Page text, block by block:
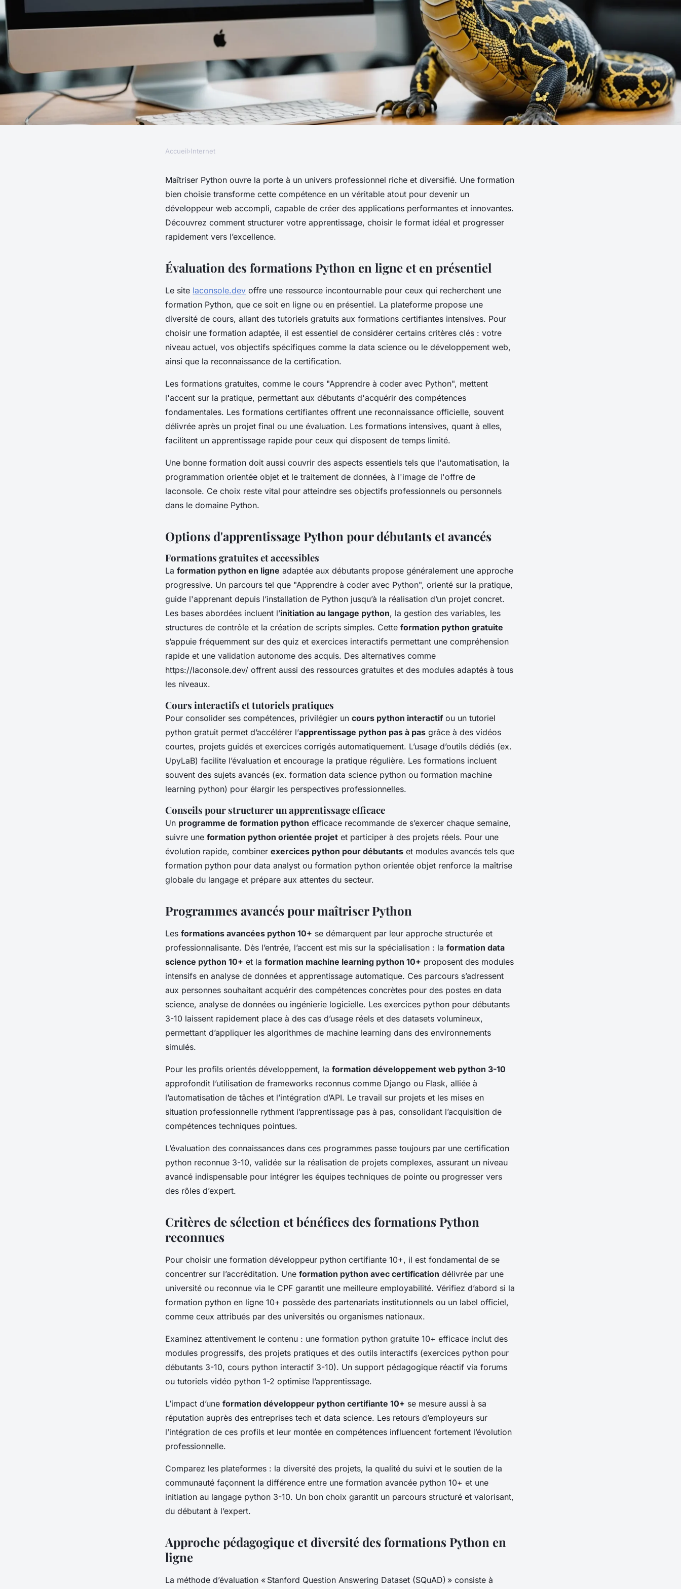
Formation python : devenez un
développeur web accompli !
Accueil›Internet
Maîtriser Python ouvre la porte à un univers professionnel riche et diversifié. Une formation
bien choisie transforme cette compétence en un véritable atout pour devenir un
développeur web accompli, capable de créer des applications performantes et innovantes.
Découvrez comment structurer votre apprentissage, choisir le format idéal et progresser
rapidement vers l’excellence.
Évaluation des formations Python en ligne et en présentiel
Le site laconsole.dev offre une ressource incontournable pour ceux qui recherchent une
formation Python, que ce soit en ligne ou en présentiel. La plateforme propose une
diversité de cours, allant des tutoriels gratuits aux formations certifiantes intensives. Pour
choisir une formation adaptée, il est essentiel de considérer certains critères clés : votre
niveau actuel, vos objectifs spécifiques comme la data science ou le développement web,
ainsi que la reconnaissance de la certification.
Les formations gratuites, comme le cours "Apprendre à coder avec Python", mettent
l'accent sur la pratique, permettant aux débutants d'acquérir des compétences
fondamentales. Les formations certifiantes offrent une reconnaissance officielle, souvent
délivrée après un projet final ou une évaluation. Les formations intensives, quant à elles,
facilitent un apprentissage rapide pour ceux qui disposent de temps limité.
Une bonne formation doit aussi couvrir des aspects essentiels tels que l'automatisation, la
programmation orientée objet et le traitement de données, à l'image de l'offre de
laconsole. Ce choix reste vital pour atteindre ses objectifs professionnels ou personnels
dans le domaine Python.
Options d'apprentissage Python pour débutants et avancés
Formations gratuites et accessibles
La formation python en ligne adaptée aux débutants propose généralement une approche
progressive. Un parcours tel que "Apprendre à coder avec Python", orienté sur la pratique,
guide l'apprenant depuis l’installation de Python jusqu’à la réalisation d’un projet concret.
Les bases abordées incluent l’initiation au langage python, la gestion des variables, les
structures de contrôle et la création de scripts simples. Cette formation python gratuite
s’appuie fréquemment sur des quiz et exercices interactifs permettant une compréhension
rapide et une validation autonome des acquis. Des alternatives comme
https://laconsole.dev/ offrent aussi des ressources gratuites et des modules adaptés à tous
les niveaux.
Cours interactifs et tutoriels pratiques
Pour consolider ses compétences, privilégier un cours python interactif ou un tutoriel
python gratuit permet d’accélérer l’apprentissage python pas à pas grâce à des vidéos
courtes, projets guidés et exercices corrigés automatiquement. L’usage d’outils dédiés (ex.
UpyLaB) facilite l’évaluation et encourage la pratique régulière. Les formations incluent
souvent des sujets avancés (ex. formation data science python ou formation machine
learning python) pour élargir les perspectives professionnelles.
Conseils pour structurer un apprentissage efficace
Un programme de formation python efficace recommande de s’exercer chaque semaine,
suivre une formation python orientée projet et participer à des projets réels. Pour une
évolution rapide, combiner exercices python pour débutants et modules avancés tels que
formation python pour data analyst ou formation python orientée objet renforce la maîtrise
globale du langage et prépare aux attentes du secteur.
Programmes avancés pour maîtriser Python
Les formations avancées python 10+ se démarquent par leur approche structurée et
professionnalisante. Dès l’entrée, l’accent est mis sur la spécialisation : la formation data
science python 10+ et la formation machine learning python 10+ proposent des modules
intensifs en analyse de données et apprentissage automatique. Ces parcours s’adressent
aux personnes souhaitant acquérir des compétences concrètes pour des postes en data
science, analyse de données ou ingénierie logicielle. Les exercices python pour débutants
3-10 laissent rapidement place à des cas d’usage réels et des datasets volumineux,
permettant d’appliquer les algorithmes de machine learning dans des environnements
simulés.
Pour les profils orientés développement, la formation développement web python 3-10
approfondit l’utilisation de frameworks reconnus comme Django ou Flask, alliée à
l’automatisation de tâches et l’intégration d’API. Le travail sur projets et les mises en
situation professionnelle rythment l’apprentissage pas à pas, consolidant l’acquisition de
compétences techniques pointues.
L’évaluation des connaissances dans ces programmes passe toujours par une certification
python reconnue 3-10, validée sur la réalisation de projets complexes, assurant un niveau
avancé indispensable pour intégrer les équipes techniques de pointe ou progresser vers
des rôles d’expert.
Critères de sélection et bénéfices des formations Python
reconnues
Pour choisir une formation développeur python certifiante 10+, il est fondamental de se
concentrer sur l’accréditation. Une formation python avec certification délivrée par une
université ou reconnue via le CPF garantit une meilleure employabilité. Vérifiez d’abord si la
formation python en ligne 10+ possède des partenariats institutionnels ou un label officiel,
comme ceux attribués par des universités ou organismes nationaux.
Examinez attentivement le contenu : une formation python gratuite 10+ efficace inclut des
modules progressifs, des projets pratiques et des outils interactifs (exercices python pour
débutants 3-10, cours python interactif 3-10). Un support pédagogique réactif via forums
ou tutoriels vidéo python 1-2 optimise l’apprentissage.
L’impact d’une formation développeur python certifiante 10+ se mesure aussi à sa
réputation auprès des entreprises tech et data science. Les retours d’employeurs sur
l’intégration de ces profils et leur montée en compétences influencent fortement l’évolution
professionnelle.
Comparez les plateformes : la diversité des projets, la qualité du suivi et le soutien de la
communauté façonnent la différence entre une formation avancée python 10+ et une
initiation au langage python 3-10. Un bon choix garantit un parcours structuré et valorisant,
du débutant à l’expert.
Approche pédagogique et diversité des formations Python en
ligne
La méthode d’évaluation « Stanford Question Answering Dataset (SQuAD) » consiste à